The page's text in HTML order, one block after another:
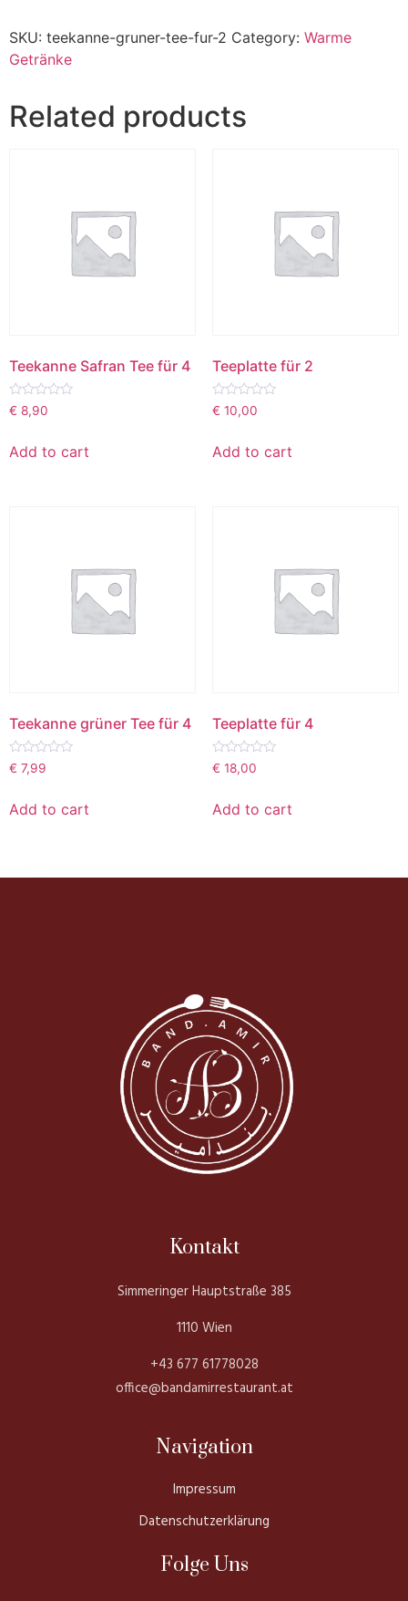
SKU: teekanne-gruner-tee-fur-2 Category: Warme
Getränke
Related products
Teekanne Safran Tee für 4
Rated
0
5
€ 8,90
Add to cart
Teeplatte für 2
Rated
0
5
€ 10,00
Add to cart
Teekanne grüner Tee für 4
Rated
0
5
€ 7,99
Add to cart
Teeplatte für 4
Rated
0
5
€ 18,00
Add to cart
Kontakt
Simmeringer Hauptstraße 385
1110 Wien
+43 677 61778028
office@bandamirrestaurant.at
Navigation
Impressum
Datenschutzerklärung
Folge Uns